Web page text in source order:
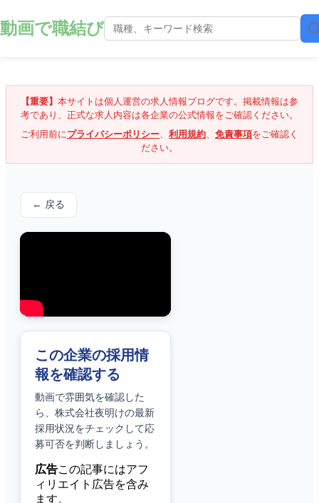
動画で職結び
【重要】 本サイトは個人運営の求人情報ブログです。掲載情報は参
考であり、正式な求人内容は各企業の公式情報をご確認ください。
ご利用前にプライバシーポリシー、 利用規約、 免責事項をご確認く
ださい。
← 戻る
この企業の採用情
報を確認する
動画で雰囲気を確認した
ら、 株式会社夜明けの最新
採用状況をチェックして応
募可否を判断しましょう。
広告この記事にはアフ
ィリエイト広告を含み
ます。